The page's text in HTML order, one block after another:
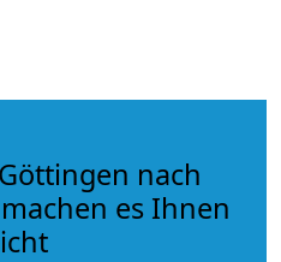
nach
es Ihnen